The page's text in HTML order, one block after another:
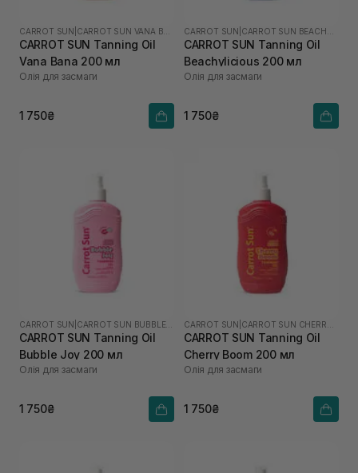
CARROT SUN
CARROT SUN Tanning Oil
Vana Bana 200 мл
Олія для засмаги
1 750₴
CARROT SUN
CARROT SUN Tanning Oil
Beachylicious 200 мл
Олія для засмаги
1 750₴
CARROT SUN
CARROT SUN Tanning Oil
Bubble Joy 200 мл
Олія для засмаги
1 750₴
CARROT SUN
CARROT SUN Tanning Oil
Cherry Boom 200 мл
Олія для засмаги
1 750₴